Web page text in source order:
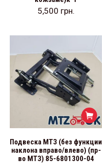
5,500 грн.
Подвеска МТЗ (без функции
наклона вправо/влево) (пр-
во МТЗ) 85-6801300-04